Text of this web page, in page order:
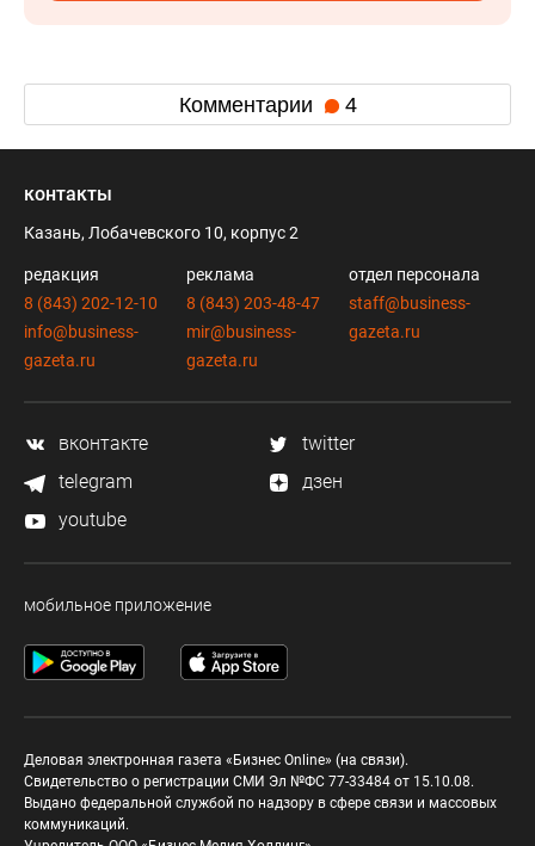
Комментарии 4
контакты
Казань, Лобачевского 10, корпус 2
редакция
8 (843) 202-12-10
info@business-
gazeta.ru
реклама
8 (843) 203-48-47
mir@business-
gazeta.ru
отдел персонала
staff@business-
gazeta.ru
вконтакте
twitter
telegram
дзен
youtube
мобильное приложение
Деловая электронная газета «Бизнес Online» (на связи).
Свидетельство о регистрации СМИ Эл №ФС 77-33484 от 15.10.08.
Выдано федеральной службой по надзору в сфере связи и массовых
коммуникаций.